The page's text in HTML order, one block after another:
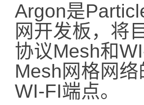
Argon是
网开发板，将
协议Mesh和
Mesh网格网
WI-FI端点。